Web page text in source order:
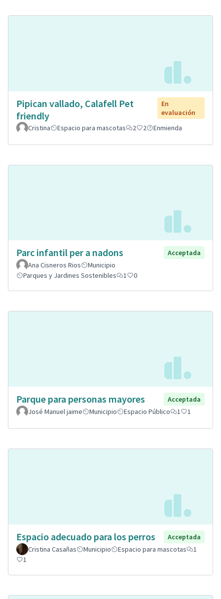
Pipican vallado, Calafell Pet
friendly
En
evaluación
Cristina
Espacio para mascotas 2 2 Enmienda
Parc infantil per a nadons
Acceptada
Ana Cisneros Rios
Municipio
Parques y Jardines Sostenibles
1 0
Parque para personas mayores
Acceptada
José Manuel jaime
Municipio Espacio Público 1 1
Espacio adecuado para los perros
Acceptada
Cristina Casañas
Municipio Espacio para mascotas
1
1